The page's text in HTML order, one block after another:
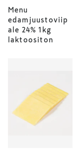
Menu
edamjuustoviip
ale 24% 1kg
laktoositon